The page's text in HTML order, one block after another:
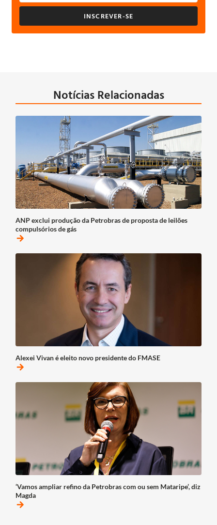
INSCREVER-SE
Notícias Relacionadas
ANP exclui produção da Petrobras de proposta de leilões
compulsórios de gás
arrow_forward
Alexei Vivan é eleito novo presidente do FMASE
arrow_forward
‘Vamos ampliar refino da Petrobras com ou sem Mataripe’, diz
Magda
arrow_forward